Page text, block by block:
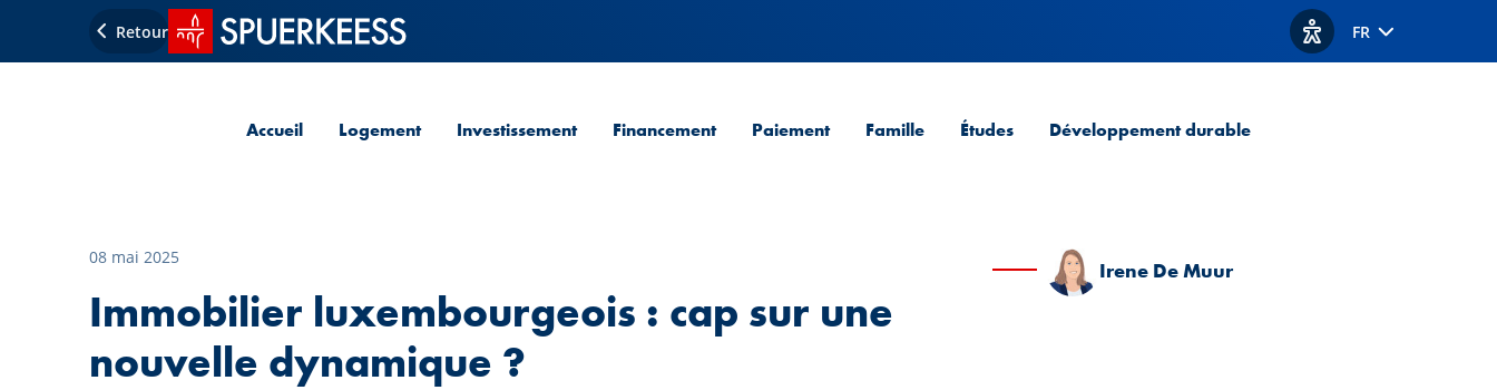
Retour Accueil SPUERKEESS
Afficher les options
FR
Accueil Logement Investissement Financement Paiement Famille Études Développement durable
Irene De Muur
08 mai 2025
Immobilier luxembourgeois : cap sur une
nouvelle dynamique ?